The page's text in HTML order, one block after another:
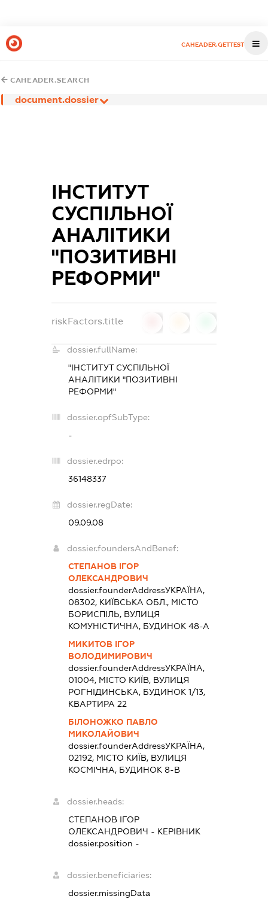
CAHEADER.GETTEST
CAHEADER.SEARCH
document.dossier
ІНСТИТУТ
СУСПІЛЬНОЇ
АНАЛІТИКИ
"ПОЗИТИВНІ
РЕФОРМИ"
riskFactors.title
dossier.fullName:
"ІНСТИТУТ СУСПІЛЬНОЇ
АНАЛІТИКИ "ПОЗИТИВНІ
РЕФОРМИ"
dossier.opfSubType:
-
dossier.edrpo:
36148337
dossier.regDate:
09.09.08
dossier.foundersAndBenef:
СТЕПАНОВ ІГОР
ОЛЕКСАНДРОВИЧ
dossier.founderAddressУКРАЇНА,
08302, КИЇВСЬКА ОБЛ., МІСТО
БОРИСПІЛЬ, ВУЛИЦЯ
КОМУНІСТИЧНА, БУДИНОК 48-А
МИКИТОВ ІГОР
ВОЛОДИМИРОВИЧ
dossier.founderAddressУКРАЇНА,
01004, МІСТО КИЇВ, ВУЛИЦЯ
РОГНІДИНСЬКА, БУДИНОК 1/13,
КВАРТИРА 22
БІЛОНОЖКО ПАВЛО
МИКОЛАЙОВИЧ
dossier.founderAddressУКРАЇНА,
02192, МІСТО КИЇВ, ВУЛИЦЯ
КОСМІЧНА, БУДИНОК 8-В
dossier.heads:
СТЕПАНОВ ІГОР
ОЛЕКСАНДРОВИЧ - КЕРІВНИК
dossier.position -
dossier.beneficiaries:
dossier.missingData